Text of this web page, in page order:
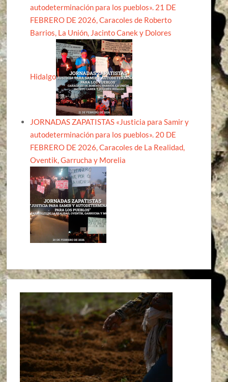
autodeterminación para los pueblos». 21 DE
FEBRERO DE 2026, Caracoles de Roberto
Barrios, La Unión, Jacinto Canek y Dolores
Hidalgo
JORNADAS ZAPATISTAS «Justicia para Samir y
autodeterminación para los pueblos». 20 DE
FEBRERO DE 2026, Caracoles de La Realidad,
Oventik, Garrucha y Morelia